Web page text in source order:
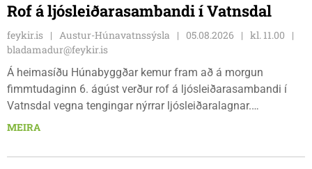
Rof á ljósleiðarasambandi í Vatnsdal
feykir.is Austur-Húnavatnssýsla 05.08.2026
kl. 11.00
bladamadur@feykir.is
Á heimasíðu Húnabyggðar kemur fram að á morgun
fimmtudaginn 6. ágúst verður rof á ljósleiðarasambandi í
Vatnsdal vegna tengingar nýrrar ljósleiðaralagnar.
Ljósleiðarasambandið verður rofið á morgun fimmtudag
MEIRA